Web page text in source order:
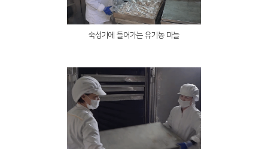
숙성기에 들어가는 유기농 마늘